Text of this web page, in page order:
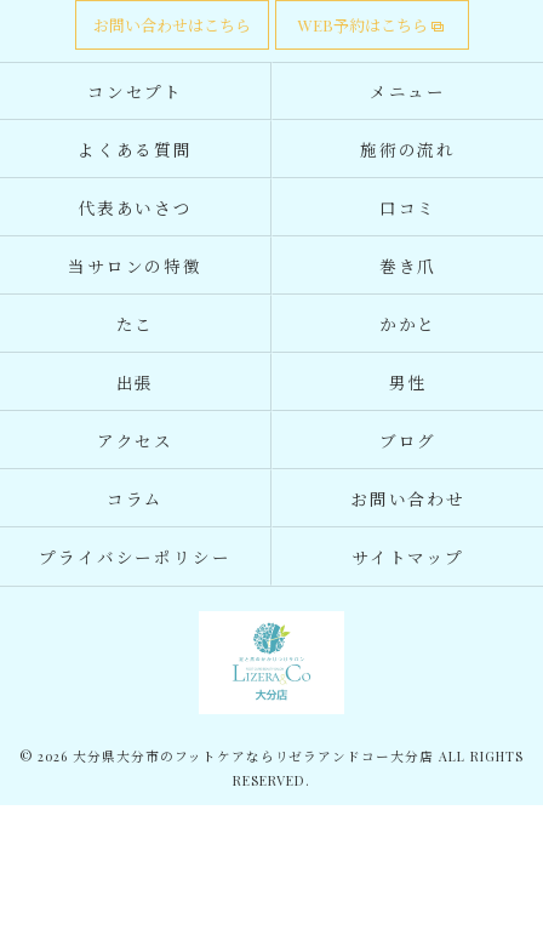
お問い合わせはこちら WEB予約はこちら
コンセプト メニュー
よくある質問 施術の流れ
代表あいさつ 口コミ
当サロンの特徴 巻き爪
たこ かかと
出張 男性
アクセス ブログ
コラム お問い合わせ
プライバシーポリシー サイトマップ
© 2026 大分県大分市のフットケアならリゼラアンドコー大分店 ALL RIGHTS
RESERVED.